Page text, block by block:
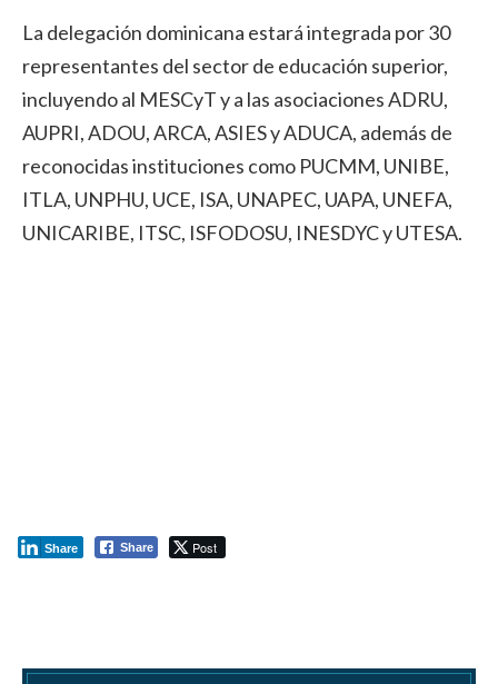
La delegación dominicana estará integrada por 30
representantes del sector de educación superior,
incluyendo al MESCyT y a las asociaciones ADRU,
AUPRI, ADOU, ARCA, ASIES y ADUCA, además de
reconocidas instituciones como PUCMM, UNIBE,
ITLA, UNPHU, UCE, ISA, UNAPEC, UAPA, UNEFA,
UNICARIBE, ITSC, ISFODOSU, INESDYC y UTESA.
Share Post
Share